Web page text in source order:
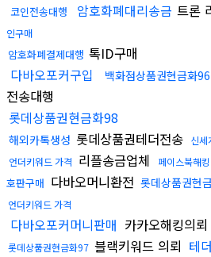
코인전송대행 암호화폐대리송금 트론
인구매
암호화폐결제대행 톡ID구매
다바오포커구입
백화점상품권현금화96
전송대행
롯데상품권현금화98
해외카톡생성 롯데상품권테더전송 신세
언더키워드 가격 리플송금업체 페이스북해킹
호판구매 다바오머니환전 롯데상품권현
언더키워드 가격
다바오포커머니판매 카카오해킹의뢰
롯데상품권현금화97 블랙키워드 의뢰 테